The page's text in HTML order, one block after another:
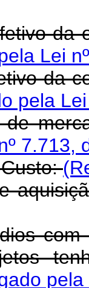
da
Lei
pela
7.713,
a